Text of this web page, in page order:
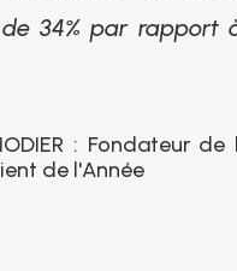
34% par rapport
: Fondateur de
de l'Année